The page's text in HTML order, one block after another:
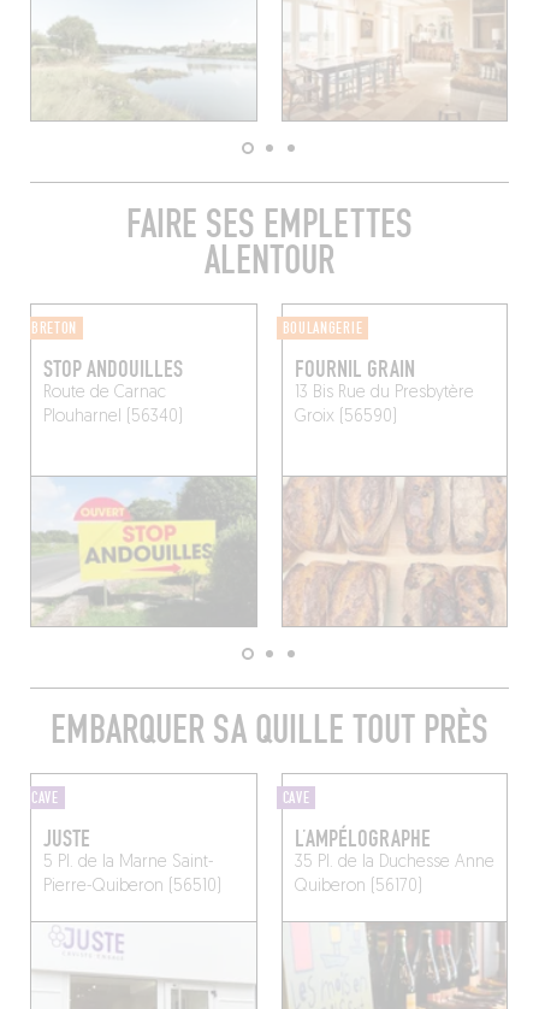
FAIRE SES EMPLETTES
ALENTOUR
BRETON
STOP ANDOUILLES
Route de Carnac
Plouharnel (56340)
BOULANGERIE
FOURNIL GRAIN
13 Bis Rue du Presbytère
Groix (56590)
EMBARQUER SA QUILLE TOUT PRÈS
CAVE
JUSTE
5 Pl. de la Marne Saint-
Pierre-Quiberon (56510)
CAVE
L’AMPÉLOGRAPHE
35 Pl. de la Duchesse Anne
Quiberon (56170)